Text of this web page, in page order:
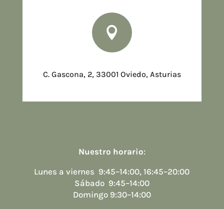

C. Gascona, 2, 33001 Oviedo, Asturias
Nuestro horario:
Lunes a viernes 9:45–14:00, 16:45–20:00
Sábado 9:45–14:00
Domingo 9:30–14:00